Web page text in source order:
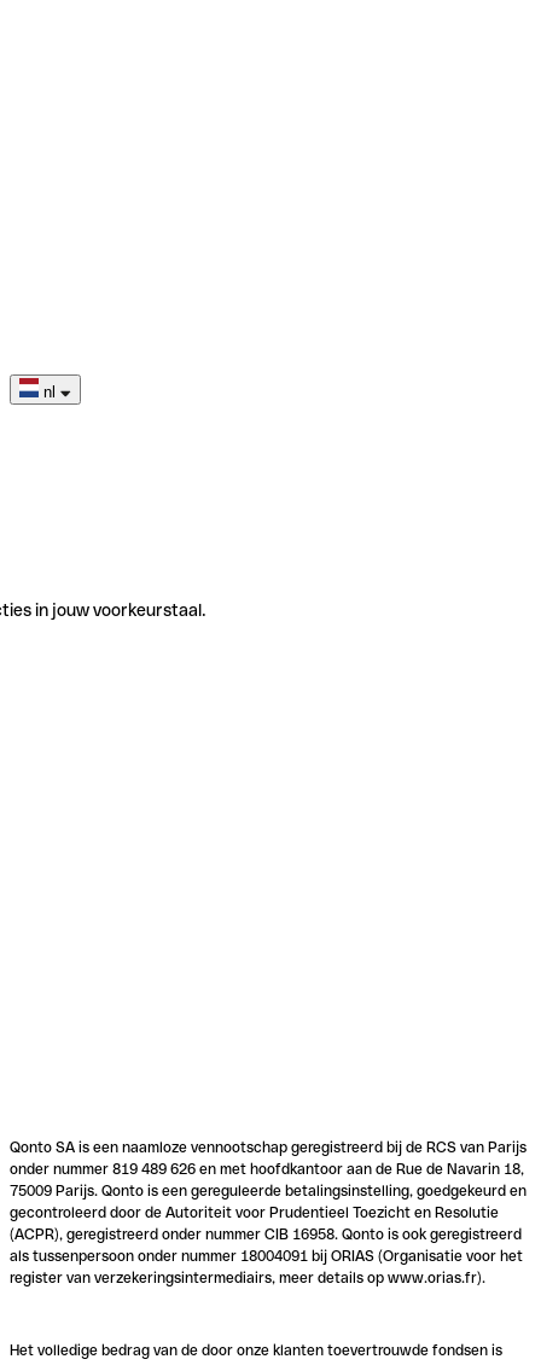
nl
in jouw voorkeurstaal.
Qonto SA is een naamloze vennootschap geregistreerd bij de RCS van Parijs
onder nummer 819 489 626 en met hoofdkantoor aan de Rue de Navarin 18,
75009 Parijs. Qonto is een gereguleerde betalingsinstelling, goedgekeurd en
gecontroleerd door de Autoriteit voor Prudentieel Toezicht en Resolutie
(ACPR), geregistreerd onder nummer CIB 16958. Qonto is ook geregistreerd
als tussenpersoon onder nummer 18004091 bij ORIAS (Organisatie voor het
register van verzekeringsintermediairs, meer details op www.orias.fr).
Het volledige bedrag van de door onze klanten toevertrouwde fondsen is